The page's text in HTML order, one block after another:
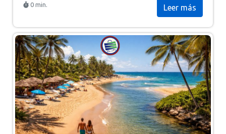
0 min. Leer más